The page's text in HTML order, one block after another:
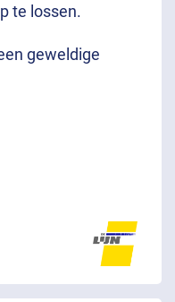
te lossen.
geweldige